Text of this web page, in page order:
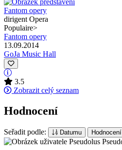
dirigent Opera
Populaire>
Fantom opery
13.09.2014
GoJa Music Hall
3.5
Zobrazit celý seznam
Hodnocení
Seřadit podle: Datumu Hodnocení